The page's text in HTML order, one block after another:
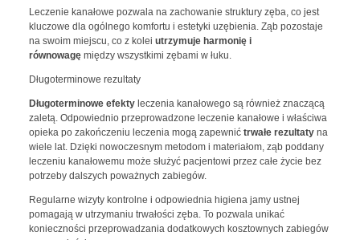
Leczenie kanałowe pozwala na zachowanie struktury zęba, co jest
kluczowe dla ogólnego komfortu i estetyki uzębienia. Ząb pozostaje
na swoim miejscu, co z kolei utrzymuje harmonię i
równowagęmiędzy wszystkimi zębami w łuku.
Długoterminowe rezultaty
Długoterminowe efektyleczenia kanałowego są również znaczącą
zaletą. Odpowiednio przeprowadzone leczenie kanałowe i właściwa
opieka po zakończeniu leczenia mogą zapewnić trwałe rezultatyna
wiele lat. Dzięki nowoczesnym metodom i materiałom, ząb poddany
leczeniu kanałowemu może służyć pacjentowi przez całe życie bez
potrzeby dalszych poważnych zabiegów.
Regularne wizyty kontrolne i odpowiednia higiena jamy ustnej
pomagają w utrzymaniu trwałości zęba. To pozwala unikać
konieczności przeprowadzania dodatkowych kosztownych zabiegów